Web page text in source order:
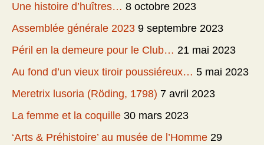
Une histoire d’huîtres… 8 octobre 2023
Assemblée générale 2023 9 septembre 2023
Péril en la demeure pour le Club… 21 mai 2023
Au fond d’un vieux tiroir poussiéreux… 5 mai 2023
Meretrix lusoria (Röding, 1798) 7 avril 2023
La femme et la coquille 30 mars 2023
‘Arts & Préhistoire’ au musée de l’Homme 29